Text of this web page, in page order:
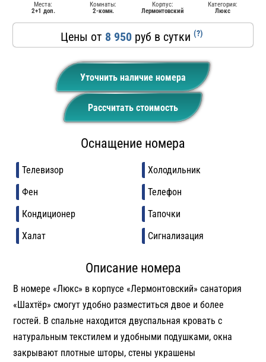
Места:
2+1 доп.
Комнаты:
2-комн.
Корпус:
Лермонтовский
Категория:
Люкс
Цены от 8 950руб в сутки (?)
Уточнить наличие номера
Рассчитать стоимость
Оснащение номера
Телевизор
Холодильник
Фен
Телефон
Кондиционер
Тапочки
Халат
Сигнализация
Описание номера
В номере «Люкс» в корпусе «Лермонтовский» санатория
«Шахтёр» смогут удобно разместиться двое и более
гостей. В спальне находится двуспальная кровать с
натуральным текстилем и удобными подушками, окна
закрывают плотные шторы, стены украшены